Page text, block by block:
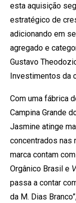
esta aquisição
estratégico de
adicionando em
agregado e
Gustavo
Investimentos da
Com uma fábrica
Campina Grande
Jasmine atinge
concentrados nas
marca contam
Orgânico Brasil e
passa a contar
da M. Dias